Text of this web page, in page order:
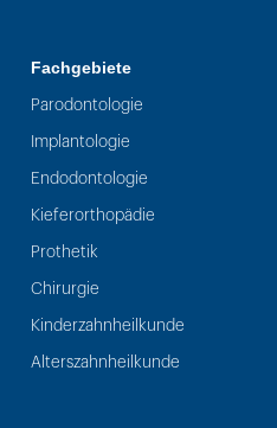
Fachgebiete
Parodontologie
Implantologie
Endodontologie
Kieferorthopädie
Prothetik
Chirurgie
Kinderzahnheilkunde
Alterszahnheilkunde